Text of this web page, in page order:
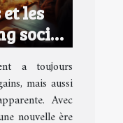
les
social
a toujours
mais aussi
Avec
nouvelle ère